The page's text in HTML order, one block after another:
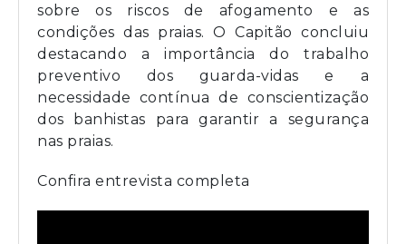
sobre os riscos de afogamento e as
condições das praias. O Capitão concluiu
destacando a importância do trabalho
preventivo dos guarda-vidas e a
necessidade contínua de conscientização
dos banhistas para garantir a segurança
nas praias.
Confira entrevista completa